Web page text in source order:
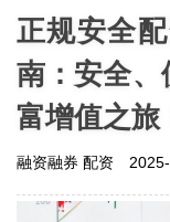
正规安全
南：安全、
富增值之旅
融资融券 配资